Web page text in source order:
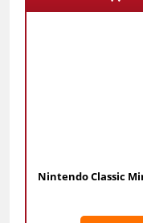
Nintendo Classic